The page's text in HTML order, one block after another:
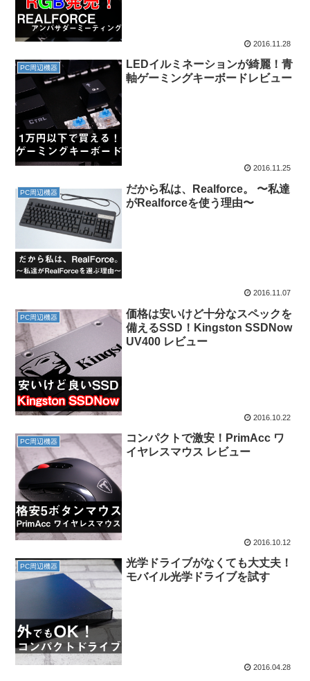
2016.11.28
PC周辺機器
LEDイルミネーションが綺麗！青
軸ゲーミングキーボードレビュー
2016.11.25
PC周辺機器
だから私は、Realforce。 〜私達
がRealforceを使う理由〜
2016.11.07
PC周辺機器
価格は安いけど十分なスペックを
備えるSSD！Kingston SSDNow
UV400 レビュー
2016.10.22
PC周辺機器
コンパクトで激安！PrimAcc ワ
イヤレスマウス レビュー
2016.10.12
PC周辺機器
光学ドライブがなくても大丈夫！
モバイル光学ドライブを試す
2016.04.28